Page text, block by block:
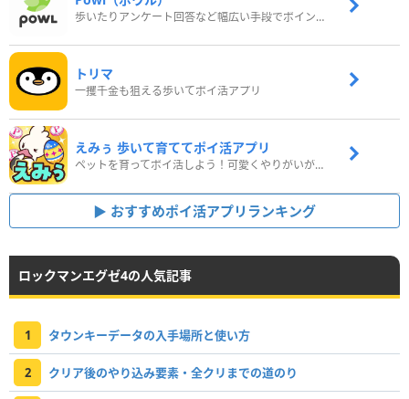
歩いたりアンケート回答など幅広い手段でポイントをゲット
トリマ
一攫千金も狙える歩いてポイ活アプリ
えみぅ 歩いて育ててポイ活アプリ
ペットを育ってポイ活しよう！可愛くやりがいがある新感覚アプリ
おすすめポイ活アプリランキング
ロックマンエグゼ4の人気記事
1 タウンキーデータの入手場所と使い方
2 クリア後のやり込み要素・全クリまでの道のり